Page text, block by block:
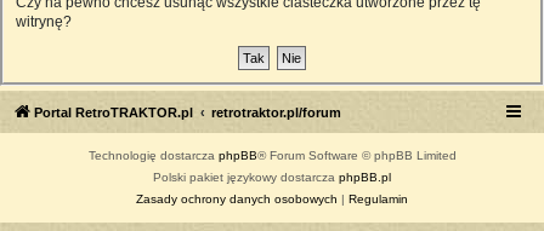
witrynę?
Portal RetroTRAKTOR.pl retrotraktor.pl/forum
Technologię dostarcza phpBB® Forum Software © phpBB Limited
Polski pakiet językowy dostarcza phpBB.pl
Zasady ochrony danych osobowych | Regulamin